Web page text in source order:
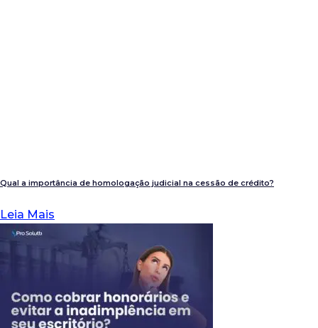
Qual a importância de homologação judicial na cessão de crédito?
Leia Mais